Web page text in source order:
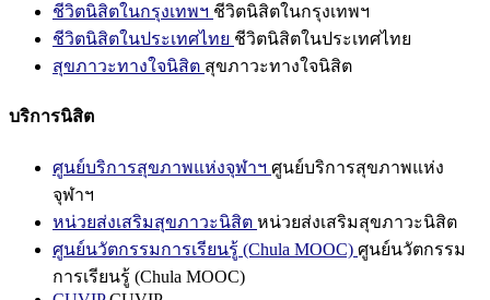
ชีวิตนิสิตในกรุงเทพฯ ชีวิตนิสิตในกรุงเทพฯ
ชีวิตนิสิตในประเทศไทย ชีวิตนิสิตในประเทศไทย
สุขภาวะทางใจนิสิต สุขภาวะทางใจนิสิต
บริการนิสิต
ศูนย์บริการสุขภาพแห่งจุฬาฯ ศูนย์บริการสุขภาพแห่ง
จุฬาฯ
หน่วยส่งเสริมสุขภาวะนิสิต หน่วยส่งเสริมสุขภาวะนิสิต
ศูนย์นวัตกรรมการเรียนรู้ (Chula MOOC) ศูนย์นวัตกรรม
การเรียนรู้ (Chula MOOC)